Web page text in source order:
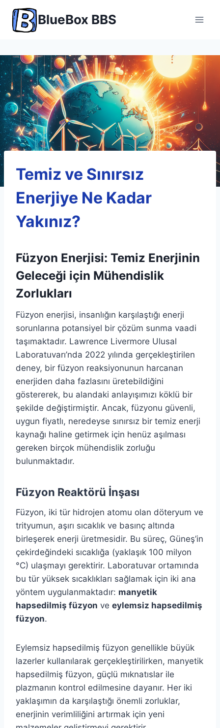
content
BlueBox BBS
Temiz ve Sınırsız
Enerjiye Ne Kadar
Yakınız?
Füzyon Enerjisi: Temiz Enerjinin
Geleceği için Mühendislik
Zorlukları
Füzyon enerjisi, insanlığın karşılaştığı enerji
sorunlarına potansiyel bir çözüm sunma vaadi
taşımaktadır. Lawrence Livermore Ulusal
Laboratuvarı’nda 2022 yılında gerçekleştirilen
deney, bir füzyon reaksiyonunun harcanan
enerjiden daha fazlasını üretebildiğini
göstererek, bu alandaki anlayışımızı köklü bir
şekilde değiştirmiştir. Ancak, füzyonu güvenli,
uygun fiyatlı, neredeyse sınırsız bir temiz enerji
kaynağı haline getirmek için henüz aşılması
gereken birçok mühendislik zorluğu
bulunmaktadır.
Füzyon Reaktörü İnşası
Füzyon, iki tür hidrojen atomu olan döteryum ve
trityumun, aşırı sıcaklık ve basınç altında
birleşerek enerji üretmesidir. Bu süreç, Güneş’in
çekirdeğindeki sıcaklığa (yaklaşık 100 milyon
°C) ulaşmayı gerektirir. Laboratuvar ortamında
bu tür yüksek sıcaklıkları sağlamak için iki ana
yöntem uygulanmaktadır: manyetik
hapsedilmiş füzyon ve eylemsiz hapsedilmiş
füzyon.
Eylemsiz hapsedilmiş füzyon genellikle büyük
lazerler kullanılarak gerçekleştirilirken, manyetik
hapsedilmiş füzyon, güçlü mıknatıslar ile
plazmanın kontrol edilmesine dayanır. Her iki
yaklaşımın da karşılaştığı önemli zorluklar,
enerjinin verimliliğini artırmak için yeni